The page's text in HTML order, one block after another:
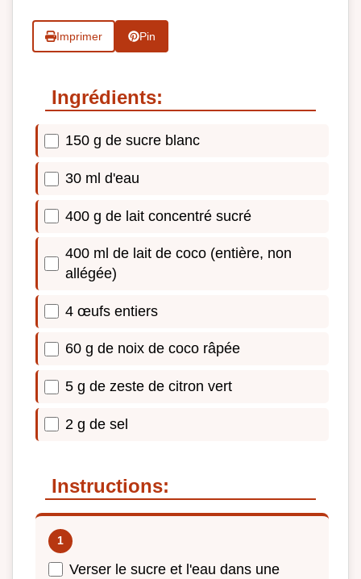
Imprimer Pin
Ingrédients:
150 g de sucre blanc
30 ml d'eau
400 g de lait concentré sucré
400 ml de lait de coco (entière, non
allégée)
4 œufs entiers
60 g de noix de coco râpée
5 g de zeste de citron vert
2 g de sel
Instructions:
Verser le sucre et l'eau dans une